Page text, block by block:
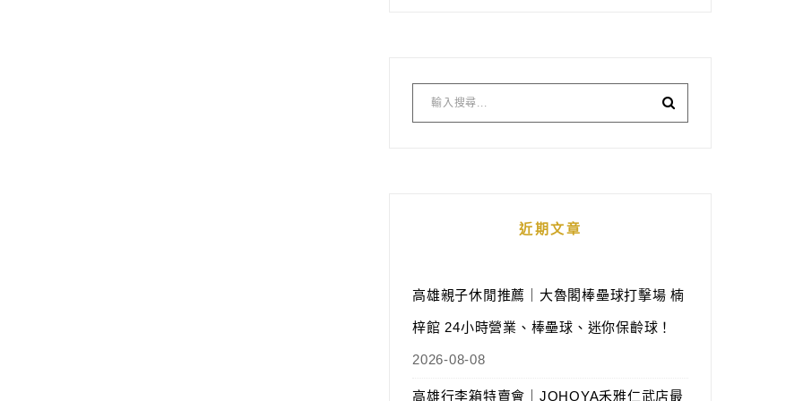
近期文章
高雄親子休閒推薦｜大魯閣棒壘球打擊場 楠
梓館 24小時營業、棒壘球、迷你保齡球！
2026-08-08
高雄行李箱特賣會｜JOHOYA禾雅仁武店最